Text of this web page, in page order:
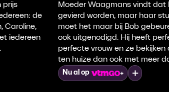
prijs
de
Caroline,
iedereen
Moeder Waagmans vindt dat
gevierd worden, maar haar
moet het maar bij Bob
ook uitgenodigd. Hij heeft
perfecte vrouw en ze
ten huize dan ook met meer
argwaan.
Nu al op